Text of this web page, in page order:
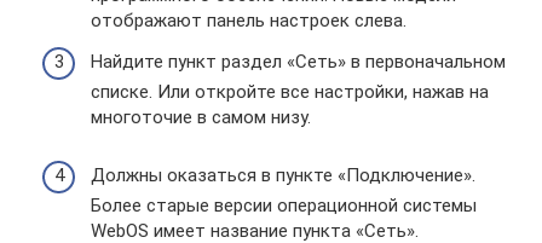
отображают панель настроек слева.
Найдите пункт раздел «Сеть» в первоначальном
списке. Или откройте все настройки, нажав на
многоточие в самом низу.
Должны оказаться в пункте «Подключение».
Более старые версии операционной системы
WebOS имеет название пункта «Сеть».